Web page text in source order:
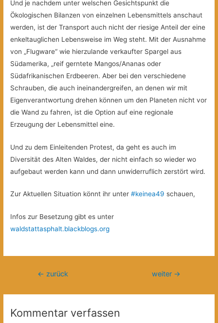
Und je nachdem unter welschen Gesichtspunkt die
Ökologischen Bilanzen von einzelnen Lebensmittels anschaut
werden, ist der Transport auch nicht der riesige Anteil der eine
enkeltauglichen Lebensweise im Weg steht. Mit der Ausnahme
von „Flugware“ wie hierzulande verkaufter Spargel aus
Südamerika, „reif gerntete Mangos/Ananas oder
Südafrikanischen Erdbeeren. Aber bei den verschiedene
Schrauben, die auch ineinandergreifen, an denen wir mit
Eigenverantwortung drehen können um den Planeten nicht vor
die Wand zu fahren, ist die Option auf eine regionale
Erzeugung der Lebensmittel eine.
Und zu dem Einleitenden Protest, da geht es auch im
Diversität des Alten Waldes, der nicht einfach so wieder wo
aufgebaut werden kann und dann unwiderruflich zerstört wird.
Zur Aktuellen Situation könnt ihr unter#keinea49 schauen,
Infos zur Besetzung gibt es unter
waldstattasphalt.blackblogs.org
Beitragsnavigation
← zurück weiter →
Kommentar verfassen